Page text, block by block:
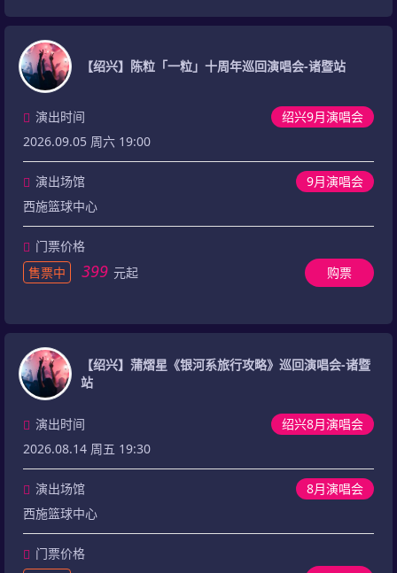
【绍兴】陈粒「一粒」十周年巡回演唱会-诸暨站
绍兴9月演唱会
演出时间
2026.09.05 周六 19:00
9月演唱会
演出场馆
西施篮球中心
门票价格
售票中
399 元起 购票
【绍兴】蒲熠星《银河系旅行攻略》巡回演唱会-诸暨
站
绍兴8月演唱会
演出时间
2026.08.14 周五 19:30
8月演唱会
演出场馆
西施篮球中心
门票价格